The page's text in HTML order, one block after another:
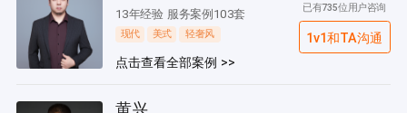
13年经验 服务案例103套
现代 美式 轻奢风
点击查看全部案例 >>
已有735位用户咨询
1v1和TA沟通